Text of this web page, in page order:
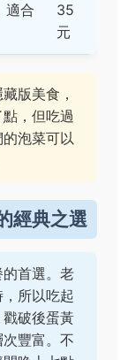
適合
35
元
版美食，
，但吃過
泡菜可以
經典之選
首選。老
所以吃起
破後蛋黃
豐富。不